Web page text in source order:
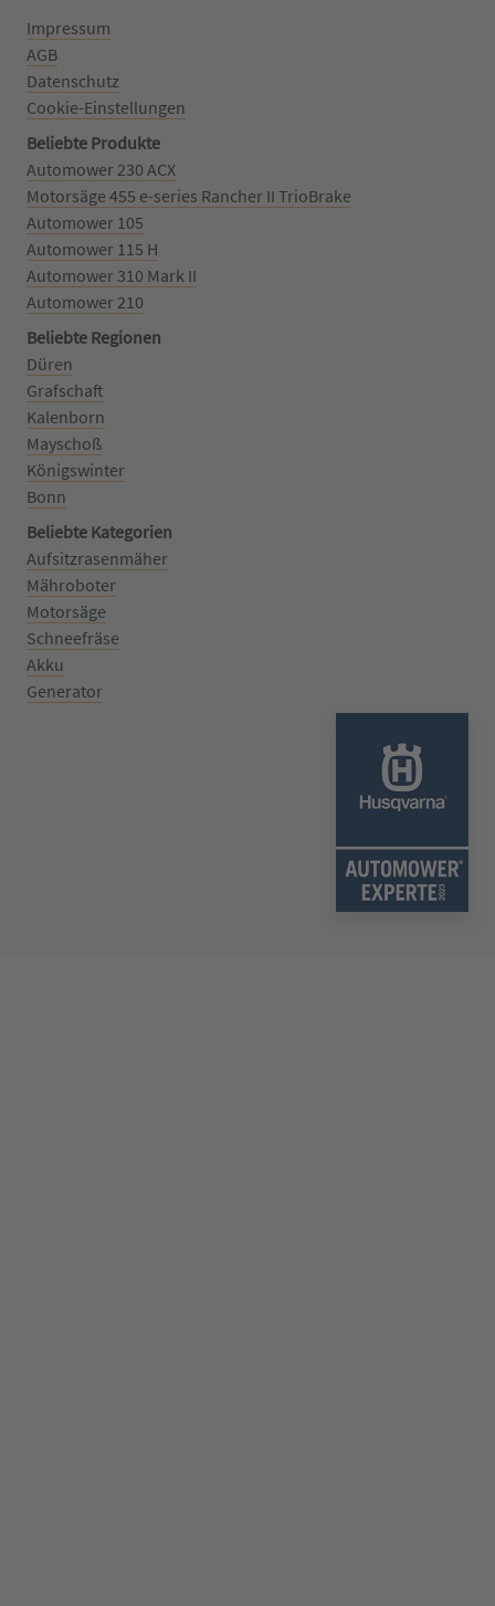
Impressum
AGB
Datenschutz
Cookie-Einstellungen
Beliebte Produkte
Automower 230 ACX
Motorsäge 455 e-series Rancher II TrioBrake
Automower 105
Automower 115 H
Automower 310 Mark II
Automower 210
Beliebte Regionen
Düren
Grafschaft
Kalenborn
Mayschoß
Königswinter
Bonn
Beliebte Kategorien
Aufsitzrasenmäher
Mähroboter
Motorsäge
Schneefräse
Akku
Generator